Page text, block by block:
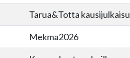
Tarua&Totta kausijulkaisu
Mekma2026